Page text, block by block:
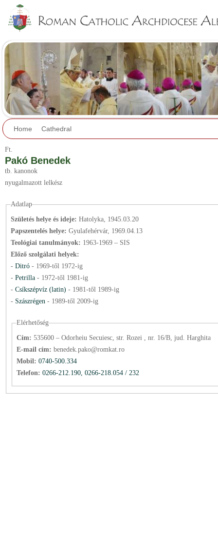
Home Cathedral
Ft.
Pakó Benedek
tb. kanonok
nyugalmazott lelkész
Adatlap
Születés helye és ideje: Hatolyka, 1945.03.20
Papszentelés helye: Gyulafehérvár, 1969.04.13
Teológiai tanulmányok: 1963-1969 – SIS
Előző szolgálati helyek:
- Ditró - 1969-től 1972-ig
- Petrilla - 1972-től 1981-ig
- Csíkszépvíz (latin) - 1981-től 1989-ig
- Szászrégen - 1989-től 2009-ig
Elérhetőség
Cím:
535600 – Odorheiu Secuiesc, str. Rozei , nr. 16/B, jud. Harghita
E-mail cím: benedek.pako@romkat.ro
Mobil: 0740-500.334
Telefon: 0266-212.190, 0266-218.054 / 232